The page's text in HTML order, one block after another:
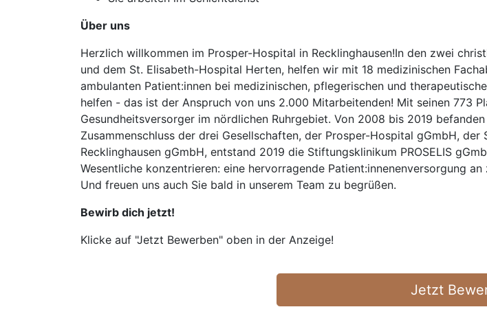
Über uns
Herzlich willkommen im Prosper-Hospital in Recklinghausen!In den zwei
und dem St. Elisabeth-Hospital Herten, helfen wir mit 18 medizinischen
ambulanten Patient:innen bei medizinischen, pflegerischen und
helfen - das ist der Anspruch von uns 2.000 Mitarbeitenden! Mit seinen 773
Gesundheitsversorger im nördlichen Ruhrgebiet. Von 2008 bis 2019
Zusammenschluss der drei Gesellschaften, der Prosper-Hospital gGmbH,
Recklinghausen gGmbH, entstand 2019 die Stiftungsklinikum PROSELIS
Wesentliche konzentrieren: eine hervorragende Patient:innenenversorgung
Und freuen uns auch Sie bald in unserem Team zu begrüßen.
Bewirb dich jetzt!
Klicke auf "Jetzt Bewerben" oben in der Anzeige!
Jetzt